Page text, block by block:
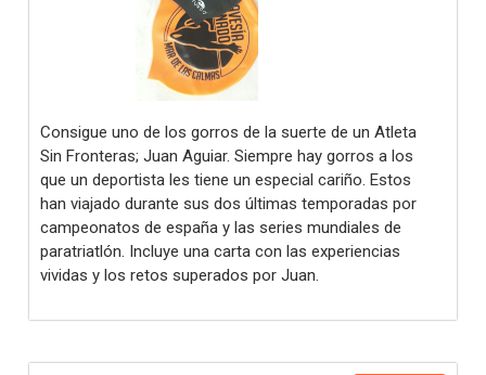
Consigue uno de los gorros de la suerte de un Atleta
Sin Fronteras; Juan Aguiar. Siempre hay gorros a los
que un deportista les tiene un especial cariño. Estos
han viajado durante sus dos últimas temporadas por
campeonatos de españa y las series mundiales de
paratriatlón. Incluye una carta con las experiencias
vividas y los retos superados por Juan.